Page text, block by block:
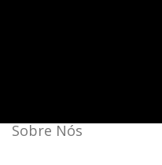
Sobre Nós